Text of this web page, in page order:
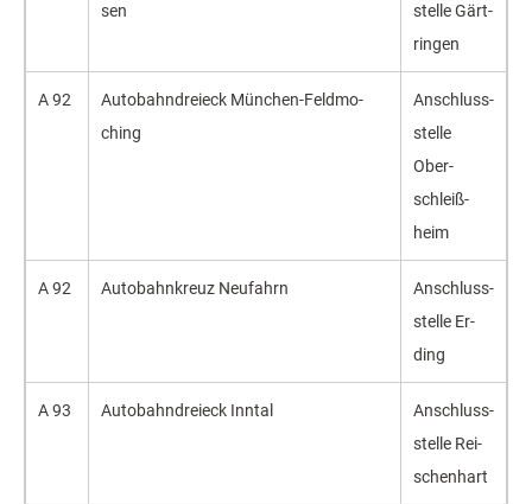
sen
stel­le Gärt­
rin­gen
A 92
Auto­bahn­drei­eck Mün­chen-Feld­mo­
ching
Ans­chluss­
stel­le
Ober­
schleiß­
heim
A 92 Auto­bahn­kreuz Neu­fahrn
An­schluss­
stel­le Er­
ding
A 93 Auto­bahn­drei­eck Inn­tal
An­schluss­
stel­le Rei­
schen­hart